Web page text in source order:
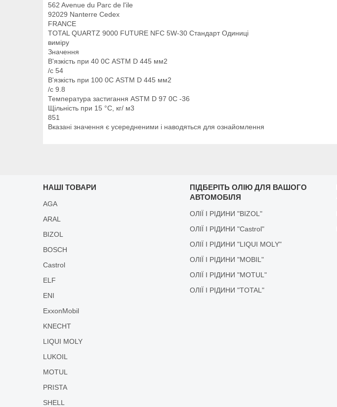
562 Avenue du Parc de l'ile
92029 Nanterre Cedex
FRANCE
TOTAL QUARTZ 9000 FUTURE NFC 5W-30 Стандарт Одиниці
виміру
Значення
В'язкість при 40 0С ASTM D 445 мм2
/с 54
В'язкість при 100 0С ASTM D 445 мм2
/с 9.8
Температура застигання ASTM D 97 0С -36
Щільність при 15 °C, кг/ м3
851
Вказані значення є усередненими і наводяться для ознайомлення
НАШІ ТОВАРИ
AGA
ARAL
BIZOL
BOSCH
Castrol
ELF
ENI
ExxonMobil
KNECHT
LIQUI MOLY
LUKOIL
MOTUL
PRISTA
SHELL
ПІДБЕРІТЬ ОЛІЮ ДЛЯ ВАШОГО
АВТОМОБІЛЯ
ОЛІЇ І РІДИНИ "BIZOL"
ОЛІЇ І РІДИНИ "Castrol"
ОЛІЇ І РІДИНИ "LIQUI MOLY"
ОЛІЇ І РІДИНИ "MOBIL"
ОЛІЇ І РІДИНИ "MOTUL"
ОЛІЇ І РІДИНИ "TOTAL"